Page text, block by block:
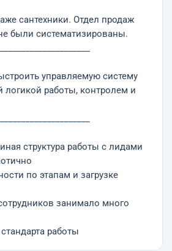
сантехники. Отдел продаж
были систематизированы.
управляемую систему
логикой работы, контролем и
структура работы с лидами
по этапам и загрузке
занимало много
работы